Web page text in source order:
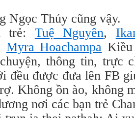
Ngọc Thủy cũng vậy.
trẻ: Tuệ Nguyên,
Myra Hoachampa
thông tin, trực
đều được đưa lên FB
Không ồn ào, không
nơi các bạn trẻ